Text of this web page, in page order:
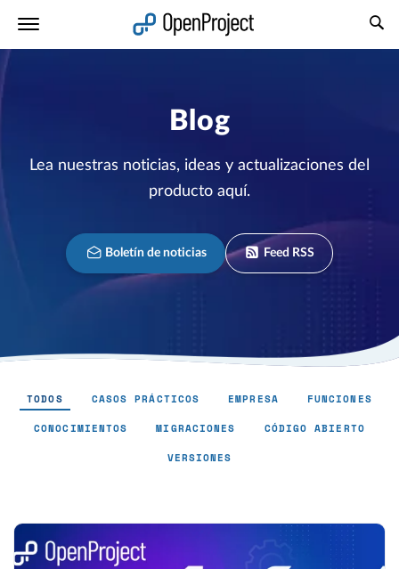
Blog
Lea nuestras noticias, ideas y actualizaciones del
producto aquí.
Boletín de noticias Feed RSS
TODOS CASOS PRÁCTICOS EMPRESA FUNCIONES
CONOCIMIENTOS MIGRACIONES CÓDIGO ABIERTO
VERSIONES
Abrir vínculo en un nuevo panel